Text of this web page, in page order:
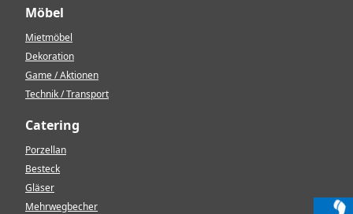
Möbel
Mietmöbel
Dekoration
Game / Aktionen
Technik / Transport
Catering
Porzellan
Besteck
Gläser
Mehrwegbecher